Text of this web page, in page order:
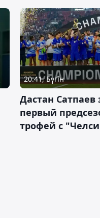
20:41, Бүгін
Дастан Сатпаев
первый
трофей с